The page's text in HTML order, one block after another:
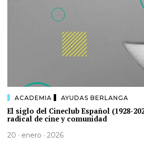
ACADEMIA AYUDAS BERLANGA
El siglo del Cineclub Español (1928-
radical de cine y comunidad
20 · enero · 2026